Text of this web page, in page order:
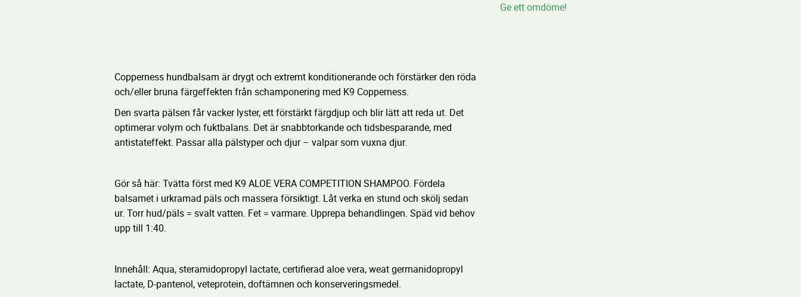
Ge ett omdöme!
Copperness hundbalsam är drygt och extremt konditionerande och förstärker den röda
och/eller bruna färgeffekten från schamponering med K9 Copperness.
Den svarta pälsen får vacker lyster, ett förstärkt färgdjup och blir lätt att reda ut. Det
optimerar volym och fuktbalans. Det är snabbtorkande och tidsbesparande, med
antistateffekt. Passar alla pälstyper och djur – valpar som vuxna djur.
Gör så här: Tvätta först med K9 ALOE VERA COMPETITION SHAMPOO. Fördela
balsamet i urkramad päls och massera försiktigt. Låt verka en stund och skölj sedan
ur. Torr hud/päls = svalt vatten. Fet = varmare. Upprepa behandlingen. Späd vid behov
upp till 1:40.
Innehåll: Aqua, steramidopropyl lactate, certifierad aloe vera, weat germanidopropyl
lactate, D-pantenol, veteprotein, doftämnen och konserveringsmedel.